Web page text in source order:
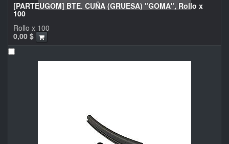
[PARTEUGOM] BTE. CUÑA (GRUESA) "GOMA", Rollo x
100
0,00 $
Rollo x 100